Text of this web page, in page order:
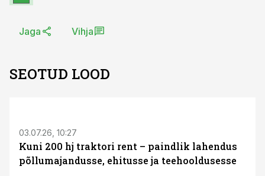
Jaga Vihja
SEOTUD LOOD
03.07.26, 10:27
Kuni 200 hj traktori rent – paindlik lahendus
põllumajandusse, ehitusse ja teehooldusesse